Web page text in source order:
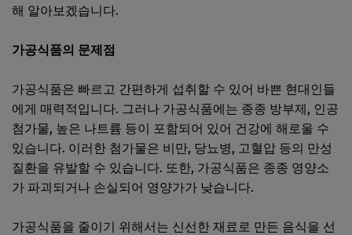
해 알아보겠습니다.
가공식품의 문제점
가공식품은 빠르고 간편하게 섭취할 수 있어 바쁜 현대인들
에게 매력적입니다. 그러나 가공식품에는 종종 방부제, 인공
첨가물, 높은 나트륨 등이 포함되어 있어 건강에 해로울 수
있습니다. 이러한 첨가물은 비만, 당뇨병, 고혈압 등의 만성
질환을 유발할 수 있습니다. 또한, 가공식품은 종종 영양소
가 파괴되거나 손실되어 영양가가 낮습니다.
가공식품을 줄이기 위해서는 신선한 재료로 만든 음식을 선